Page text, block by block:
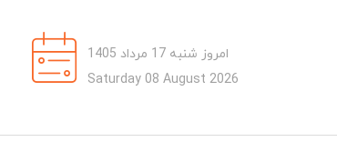
امروز شنبه 17 مرداد 1405
Saturday 08 August 2026